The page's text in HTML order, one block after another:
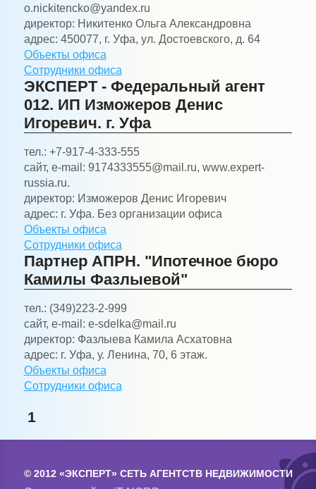
o.nickitencko@yandex.ru
директор: Никитенко Ольга Александровна
адрес: 450077, г. Уфа, ул. Достоевского, д. 64
Объекты офиса
Сотрудники офиса
ЭКСПЕРТ - Федеральный агент
012. ИП Изможеров Денис
Игоревич. г. Уфа
тел.: +7-917-4-333-555
сайт, e-mail: 9174333555@mail.ru, www.expert-
russia.ru.
директор: Изможеров Денис Игоревич
адрес: г. Уфа. Без организации офиса
Объекты офиса
Сотрудники офиса
Партнер АПРН. "Ипотечное бюро
Камилы Фазлыевой"
тел.: (349)223-2-999
сайт, e-mail: e-sdelka@mail.ru
директор: Фазлыева Камила Асхатовна
адрес: г. Уфа, у. Ленина, 70, 6 этаж.
Объекты офиса
Сотрудники офиса
1
© 2012 «ЭКСПЕРТ» СЕТЬ АГЕНТСТВ НЕДВИЖИМОСТИ